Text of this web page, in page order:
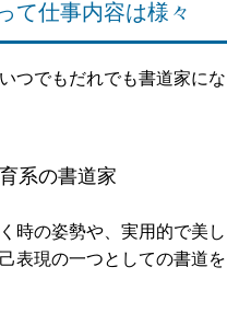
て仕事内容は様々
つでもだれでも書道家にな
系の書道家
時の姿勢や、実用的で美し
表現の一つとしての書道を